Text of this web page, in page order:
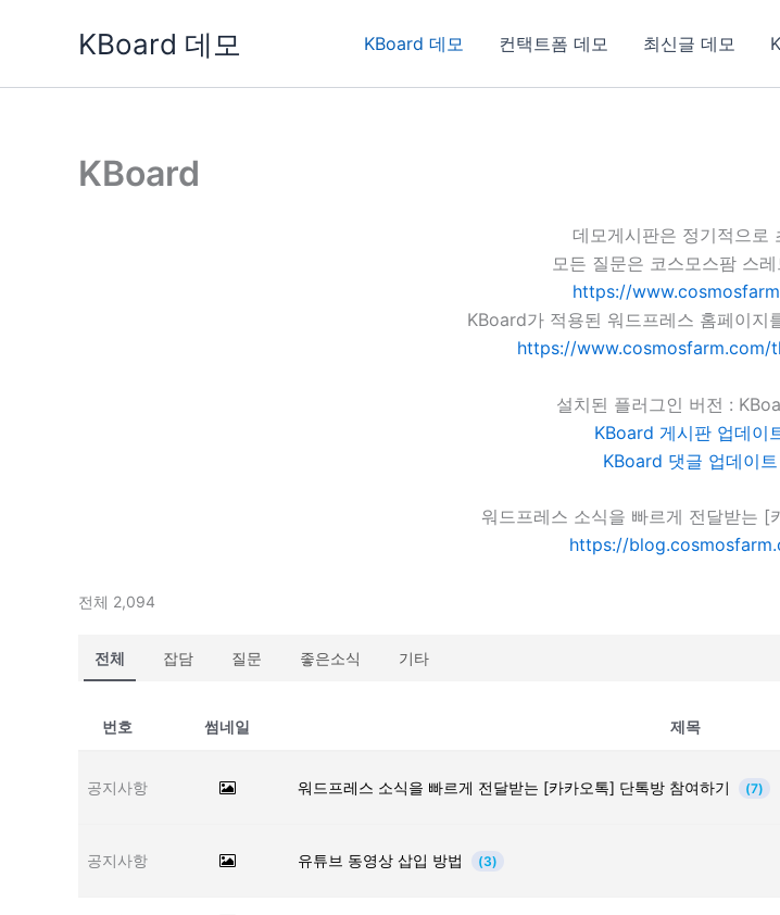
KBoard 데모 KBoard 데모 컨택트폼 데모 최신글 데모
KBoard
데모게시판은 정기적으로
모든 질문은 코스모스팜 스
https://
KBoard가 적용된 워드프레스 홈페이지
https://www.cosmosfarm.com/
설치된 플러그인 버전 :
KBoard 게시판 업데이
KBoard 댓글 업데이
워드프레스 소식을 빠르게 전달받는 [
https://
전체 2,094
전체 잡담 질문 좋은소식 기타
번호 썸네일 제목
공지사항 워드프레스 소식을 빠르게 전달받는 [카카오톡] 단톡방 참여하기 (7)
공지사항 유튜브 동영상 삽입 방법 (3)